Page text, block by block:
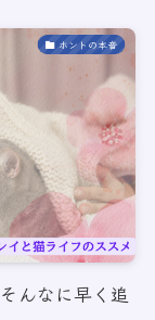
ホントの本音
んなに早く追